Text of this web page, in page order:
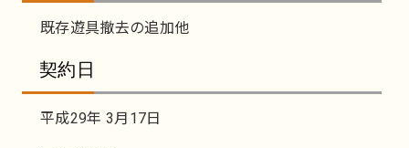
既存遊具撤去の追加他
契約日
平成29年 3月17日